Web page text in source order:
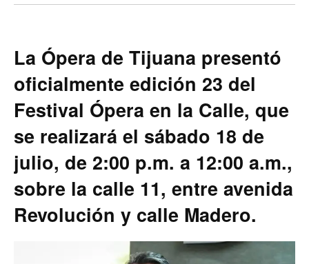
La Ópera de Tijuana presentó
oficialmente edición 23 del
Festival Ópera en la Calle, que
se realizará el sábado 18 de
julio, de 2:00 p.m. a 12:00 a.m.,
sobre la calle 11, entre avenida
Revolución y calle Madero.